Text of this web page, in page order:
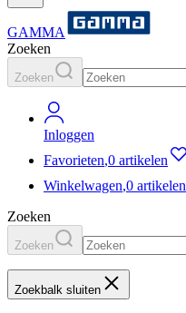
GAMMA
Zoeken
Zoeken
Inloggen
Favorieten,0 artikelen
Winkelwagen,0 artikelen
Zoeken
Zoeken
Zoekbalk sluiten